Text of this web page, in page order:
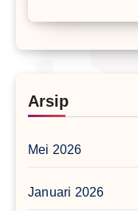
Arsip
Mei 2026
Januari 2026